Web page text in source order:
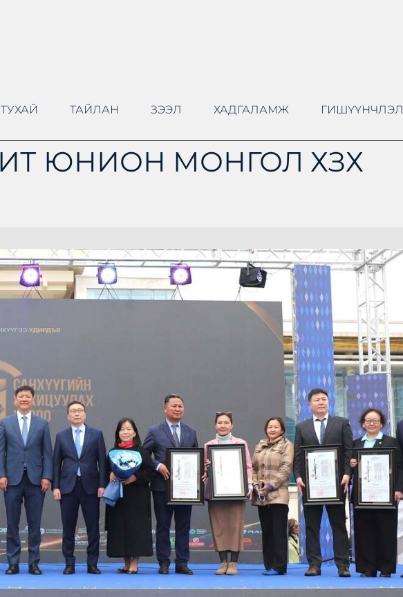
ТАЙЛАН ЗЭЭЛ ХАДГАЛАМЖ ГИШҮҮНЧЛЭЛ
ЮНИОН МОНГОЛ ХЗХ